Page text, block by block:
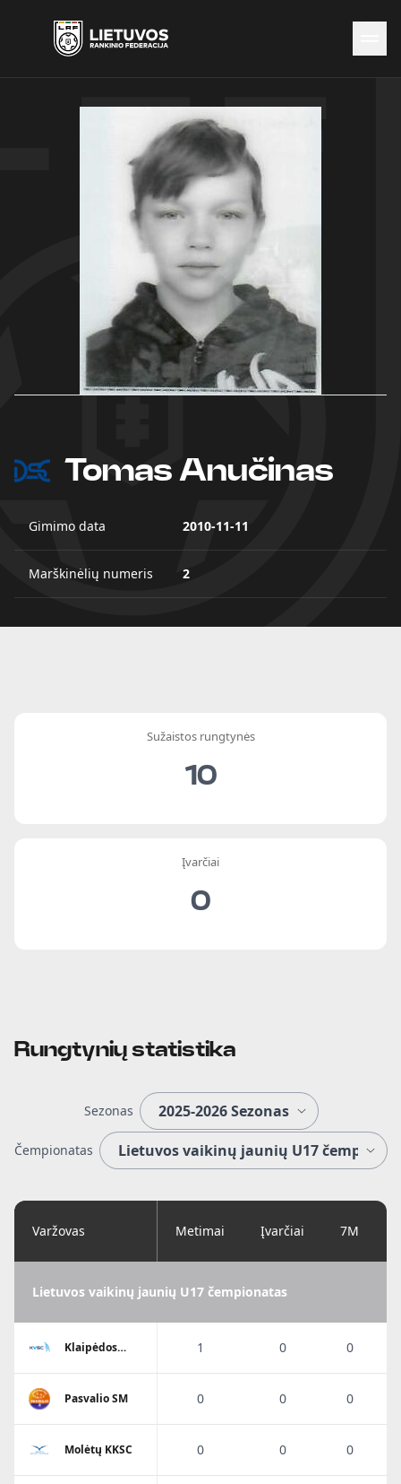
Naujienos
Tomas Anučinas
Gimimo data 2010-11-11
Marškinėlių numeris 2
Sužaistos rungtynės
10
Įvarčiai
0
Rungtynių statistika
Sezonas
Čempionatas
Varžovas Metimai Įvarčiai 7M
Lietuvos vaikinų jaunių U17 čempionatas
Klaipėdos
1 0 0
Pasvalio SM 0 0 0
Molėtų KKSC 0 0 0